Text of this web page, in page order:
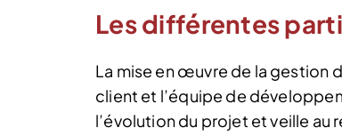
Les différentes
La mise en œuvre de la gestion
client et l’équipe de
l’évolution du projet et veille au